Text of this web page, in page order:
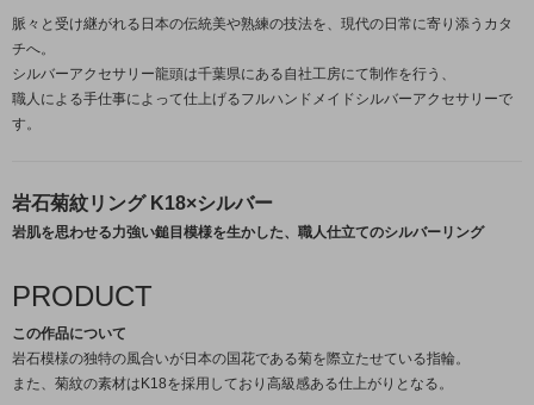
脈々と受け継がれる日本の伝統美や熟練の技法を、現代の日常に寄り添うカタ
チへ。
シルバーアクセサリー龍頭は千葉県にある自社工房にて制作を行う、
職人による手仕事によって仕上げるフルハンドメイドシルバーアクセサリーで
す。
岩石菊紋リング K18×シルバー
岩肌を思わせる力強い鎚目模様を生かした、職人仕立てのシルバーリング
PRODUCT
この作品について
岩石模様の独特の風合いが日本の国花である菊を際立たせている指輪。
また、菊紋の素材はK18を採用しており高級感ある仕上がりとなる。